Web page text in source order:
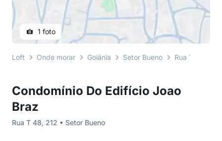
Condomínio Do Edifício Joao
Braz
Rua T 48, 212 • Setor Bueno
1 foto
Loft Onde morar Goiânia Setor Bueno Rua T 48